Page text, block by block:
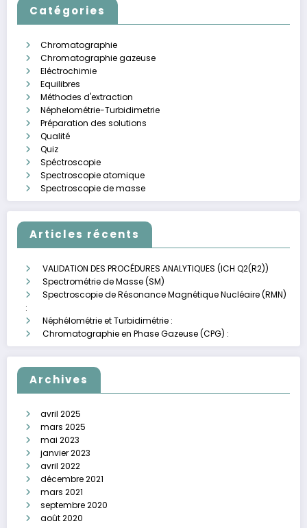
Catégories
Chromatographie
Chromatographie gazeuse
Eléctrochimie
Equilibres
Méthodes d'extraction
Néphelométrie-Turbidimetrie
Préparation des solutions
Qualité
Quiz
Spéctroscopie
Spectroscopie atomique
Spectroscopie de masse
Articles récents
VALIDATION DES PROCÉDURES ANALYTIQUES (ICH Q2(R2))
Spectrométrie de Masse (SM)
Spectroscopie de Résonance Magnétique Nucléaire (RMN)
:
Néphélométrie et Turbidimétrie :
Chromatographie en Phase Gazeuse (CPG) :
Archives
avril 2025
mars 2025
mai 2023
janvier 2023
avril 2022
décembre 2021
mars 2021
septembre 2020
août 2020